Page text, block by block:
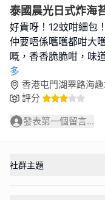
泰國晨光日式炸海
好貴呀！12蚊咁細包
仲要唔係嚿嚿都咁大
嘅，香香脆脆咁，味
多
香港屯門湖翠路海
評分
發表第一個留言...
社群主題